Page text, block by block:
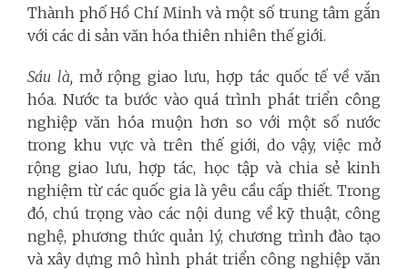
Thành phố Hồ Chí Minh và một số trung tâm gắn
với các di sản văn hóa thiên nhiên thế giới.
Sáu là, mở rộng giao lưu, hợp tác quốc tế về văn
hóa. Nước ta bước vào quá trình phát triển công
nghiệp văn hóa muộn hơn so với một số nước
trong khu vực và trên thế giới, do vậy, việc mở
rộng giao lưu, hợp tác, học tập và chia sẻ kinh
nghiệm từ các quốc gia là yêu cầu cấp thiết. Trong
đó, chú trọng vào các nội dung về kỹ thuật, công
nghệ, phương thức quản lý, chương trình đào tạo
và xây dựng mô hình phát triển công nghiệp văn